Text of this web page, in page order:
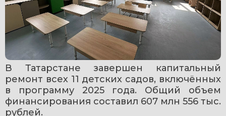
В Татарстане завершен капитальный
ремонт всех 11 детских садов, включённых
в программу 2025 года. Общий объем
финансирования составил 607 млн 556 тыс.
рублей.